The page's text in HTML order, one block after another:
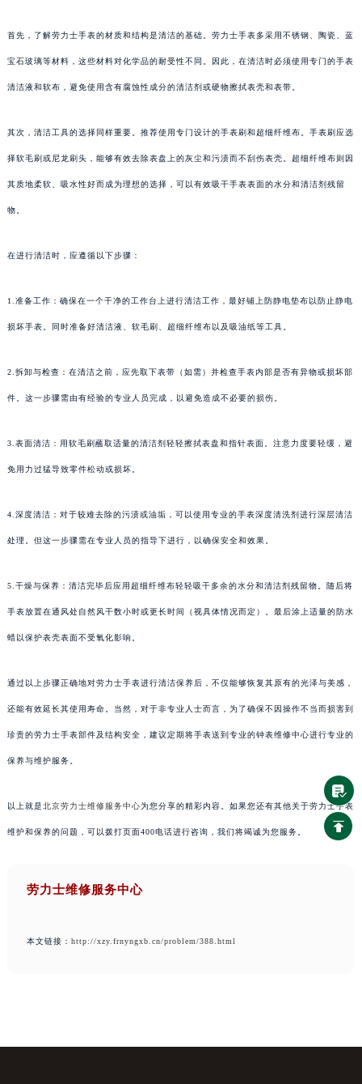
首先，了解劳力士手表的材质和结构是清洁的基础。劳力士手表多采用不锈钢、陶瓷、蓝
宝石玻璃等材料，这些材料对化学品的耐受性不同。因此，在清洁时必须使用专门的手表
清洁液和软布，避免使用含有腐蚀性成分的清洁剂或硬物擦拭表壳和表带。
其次，清洁工具的选择同样重要。推荐使用专门设计的手表刷和超细纤维布。手表刷应选
择软毛刷或尼龙刷头，能够有效去除表盘上的灰尘和污渍而不刮伤表壳。超细纤维布则因
其质地柔软、吸水性好而成为理想的选择，可以有效吸干手表表面的水分和清洁剂残留
物。
在进行清洁时，应遵循以下步骤：
1.准备工作：确保在一个干净的工作台上进行清洁工作，最好铺上防静电垫布以防止静电
损坏手表。同时准备好清洁液、软毛刷、超细纤维布以及吸油纸等工具。
2.拆卸与检查：在清洁之前，应先取下表带（如需）并检查手表内部是否有异物或损坏部
件。这一步骤需由有经验的专业人员完成，以避免造成不必要的损伤。
3.表面清洁：用软毛刷蘸取适量的清洁剂轻轻擦拭表盘和指针表面。注意力度要轻缓，避
免用力过猛导致零件松动或损坏。
4.深度清洁：对于较难去除的污渍或油垢，可以使用专业的手表深度清洗剂进行深层清洁
处理。但这一步骤需在专业人员的指导下进行，以确保安全和效果。
5.干燥与保养：清洁完毕后应用超细纤维布轻轻吸干多余的水分和清洁剂残留物。随后将
手表放置在通风处自然风干数小时或更长时间（视具体情况而定）。最后涂上适量的防水
蜡以保护表壳表面不受氧化影响。
通过以上步骤正确地对劳力士手表进行清洁保养后，不仅能够恢复其原有的光泽与美感，
还能有效延长其使用寿命。当然，对于非专业人士而言，为了确保不因操作不当而损害到
珍贵的劳力士手表部件及结构安全，建议定期将手表送到专业的钟表维修中心进行专业的
保养与维护服务。
以上就是北京劳力士维修服务中心为您分享的精彩内容。如果您还有其他关于劳力士手表
维护和保养的问题，可以拨打页面400电话进行咨询，我们将竭诚为您服务。
劳力士维修服务中心
本文链接： http://xzy.frnyngxb.cn/problem/388.html